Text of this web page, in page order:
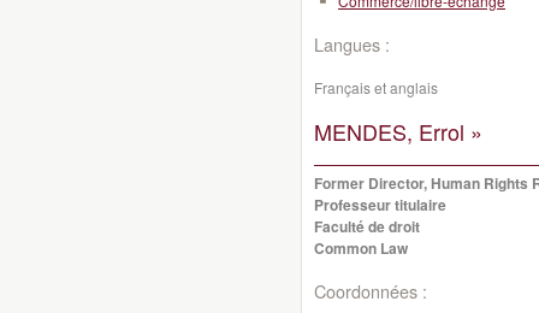
Langues :
Français et anglais
MENDES, Errol »
Former Director, Human Rights
Professeur titulaire
Faculté de droit
Common Law
Coordonnées :